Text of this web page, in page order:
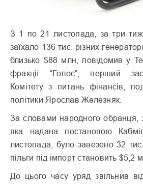
З 1 по 21 листопада, за три
заїхало 136 тис. різних
близько $88 млн, повідомив у
фракції “Голос”, перший
Комітету з питань фінансів,
політики Ярослав Железняк.
За словами народного обранця,
яка надана постановою
листопада, було завезено 32
пільги під імпорт становить $5,2
До цього часу уряд звільнив